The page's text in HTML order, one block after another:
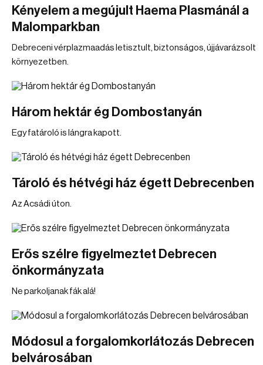
Kényelem a megújult Haema Plasmánál a
Malomparkban
Debreceni vérplazmaadás letisztult, biztonságos, újjávarázsolt
környezetben.
Három hektár ég Dombostanyán
Egy fatároló is lángra kapott.
Tároló és hétvégi ház égett Debrecenben
Az Acsádi úton.
Erős szélre figyelmeztet Debrecen
önkormányzata
Ne parkoljanak fák alá!
Módosul a forgalomkorlátozás Debrecen
belvárosában